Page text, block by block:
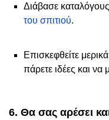
Διάβασε
του σπιτιού.
Επισκεφθείτε
πάρετε ιδέες και να
6. Θα σας αρέσει